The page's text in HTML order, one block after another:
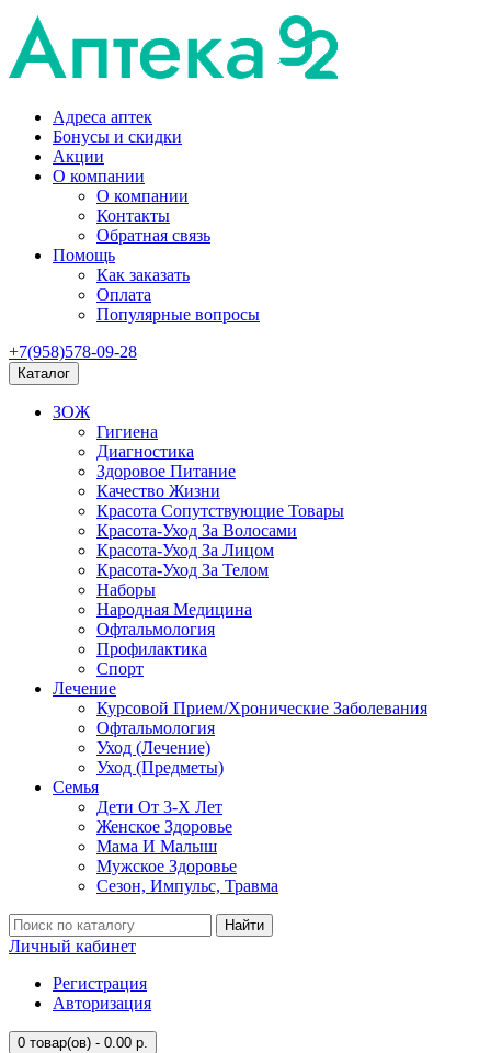
Адреса аптек
Бонусы и скидки
Акции
О компании
О компании
Контакты
Обратная связь
Помощь
Как заказать
Оплата
Популярные вопросы
+7(958)578-09-28
Каталог
ЗОЖ
Гигиена
Диагностика
Здоровое Питание
Качество Жизни
Красота Сопутствующие Товары
Красота-Уход За Волосами
Красота-Уход За Лицом
Красота-Уход За Телом
Наборы
Народная Медицина
Офтальмология
Профилактика
Спорт
Лечение
Курсовой Прием/Хронические Заболевания
Офтальмология
Уход (Лечение)
Уход (Предметы)
Семья
Дети От 3-Х Лет
Женское Здоровье
Мама И Малыш
Мужское Здоровье
Сезон, Импульс, Травма
Найти
Личный кабинет
Регистрация
Авторизация
0 товар(ов) - 0.00 р.